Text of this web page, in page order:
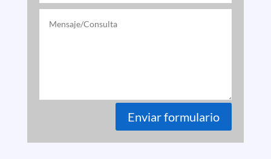
Enviar formulario